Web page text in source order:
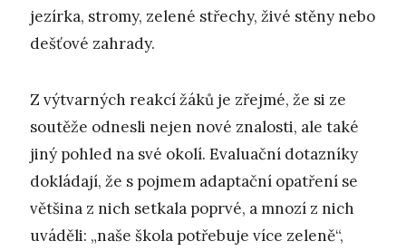
jezírka, stromy, zelené střechy, živé stěny nebo
dešťové zahrady.
Z výtvarných reakcí žáků je zřejmé, že si ze
soutěže odnesli nejen nové znalosti, ale také
jiný pohled na své okolí. Evaluační dotazníky
dokládají, že s pojmem adaptační opatření se
většina z nich setkala poprvé, a mnozí z nich
uváděli: „naše škola potřebuje více zeleně“,